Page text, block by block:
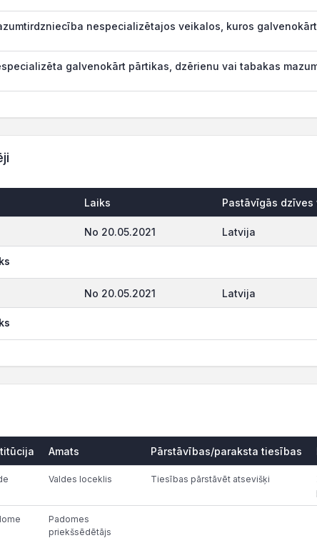
nespecializētajos veikalos, kuros
galvenokārt pārtikas, dzērienu vai tabakas
Laiks Pastāvīgās
No 20.05.2021 Latvija
No 20.05.2021 Latvija
Amats Pārstāvības/paraksta tiesības
Valdes loceklis Tiesības pārstāvēt atsevišķi
Padomes
priekšsēdētājs